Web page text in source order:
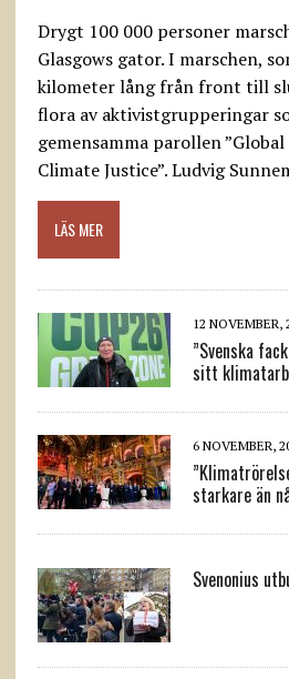
Drygt 100 000 personer
Glasgows gator. I marschen,
kilometer lång från front till
flora av aktivistgrupperingar
gemensamma parollen
Climate Justice”. Ludvig
LÄS MER
12 NOVEMBER,
”Svenska
sitt
6 NOVEMBER,
starkare än
Svenonius